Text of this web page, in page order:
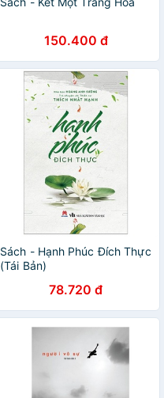
150.400 đ
Sách - Hạnh Phúc Đích Thực
(Tái Bản)
78.720 đ